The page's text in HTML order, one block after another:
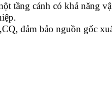
tầng cánh có khả năng
đảm bảo nguồn gốc